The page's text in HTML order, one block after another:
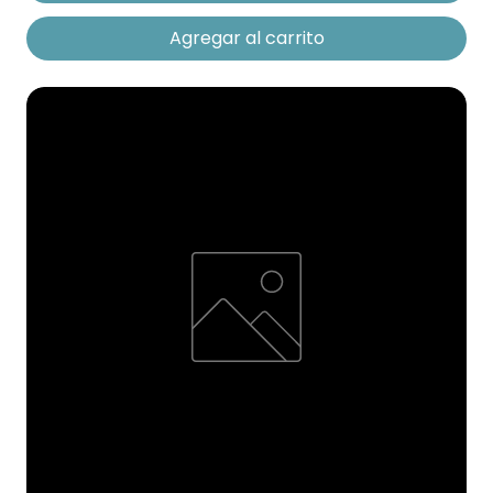
Agregar al carrito